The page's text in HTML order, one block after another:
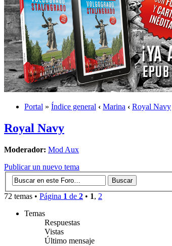
Portal » Índice general ‹ Marina ‹ Royal Navy
Royal Navy
Moderador: Mod Aux
Publicar un nuevo tema
72 temas • Página 1 de 2 • 1, 2
Temas
Respuestas
Vistas
Último mensaje